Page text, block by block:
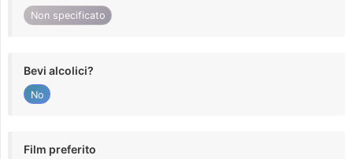
Non specificato
Bevi alcolici?
No
Film preferito